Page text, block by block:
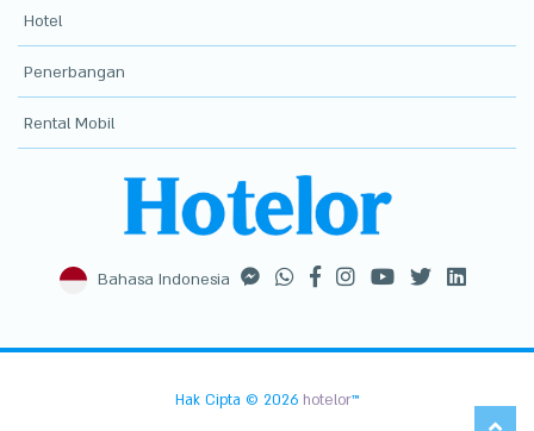
Hotel
Penerbangan
Rental Mobil
Bahasa Indonesia
Hak Cipta © 2026 hotelor™